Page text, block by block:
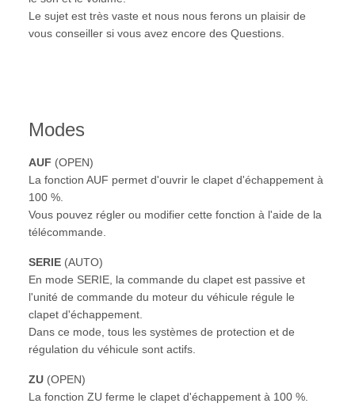
Le sujet est très vaste et nous nous ferons un plaisir de
vous conseiller si vous avez encore des Questions.
Modes
AUF (OPEN)
La fonction AUF permet d'ouvrir le clapet d'échappement à
100 %.
Vous pouvez régler ou modifier cette fonction à l'aide de la
télécommande.
SERIE (AUTO)
En mode SERIE, la commande du clapet est passive et
l'unité de commande du moteur du véhicule régule le
clapet d'échappement.
Dans ce mode, tous les systèmes de protection et de
régulation du véhicule sont actifs.
ZU (OPEN)
La fonction ZU ferme le clapet d'échappement à 100 %.